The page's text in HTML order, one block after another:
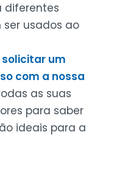
diferentes
usados ao
solicitar um
com a nossa
as suas
para saber
ideais para a